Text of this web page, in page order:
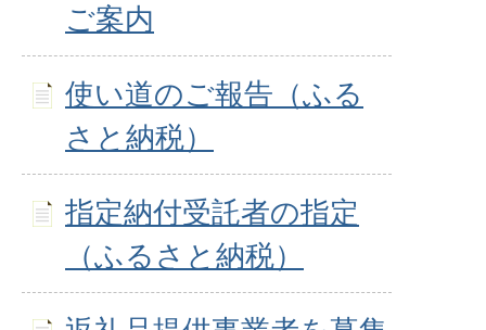
ご案内
使い道のご報告（ふる
さと納税）
指定納付受託者の指定
（ふるさと納税）